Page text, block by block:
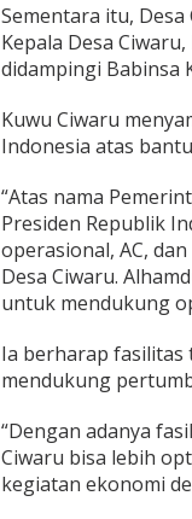
Sementara itu,
Kepala Desa
didampingi Babinsa
Kuwu Ciwaru
Indonesia atas
“Atas nama
Presiden Republik
operasional, AC,
Desa Ciwaru.
untuk mendukung
Ia berharap fasilitas
mendukung
“Dengan adanya
Ciwaru bisa lebih
kegiatan ekonomi